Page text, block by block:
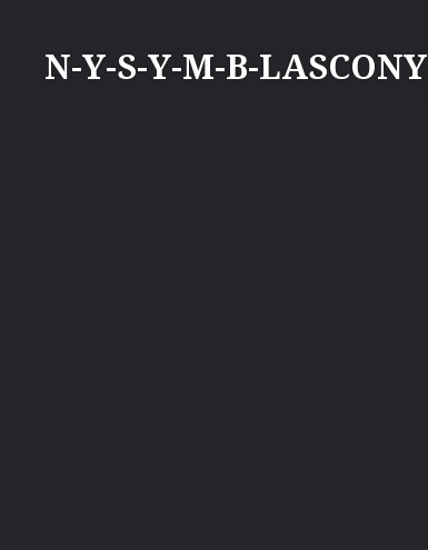
contenuN-Y-S-Y-M-B-LASCONY